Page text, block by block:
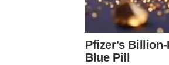
Pfizer's Billion-
Blue Pill